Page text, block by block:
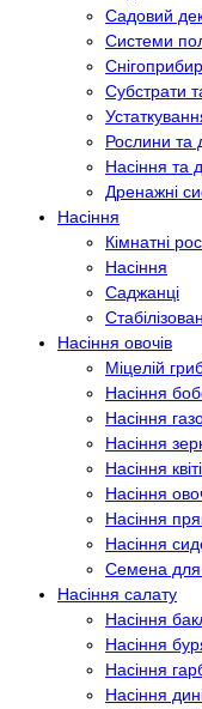
Садовий
Системи
Субстрати
Рослини та
Насіння та
Дренажні
Насіння
Кімнатні
Насіння
Саджанці
Насіння овочів
Міцелій
Насіння
Насіння
Насіння
Насіння
Насіння
Насіння
Насіння
Семена для
Насіння салату
Насіння
Насіння
Насіння
Насіння